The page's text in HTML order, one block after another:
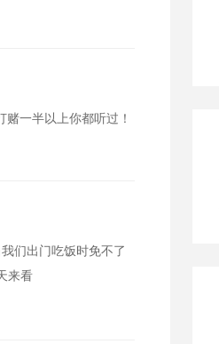
一半以上你都听过！
们出门吃饭时免不了
来看